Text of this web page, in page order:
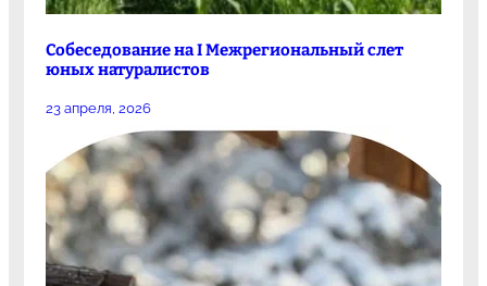
Собеседование на I Межрегиональный слет
юных натуралистов
23 апреля, 2026